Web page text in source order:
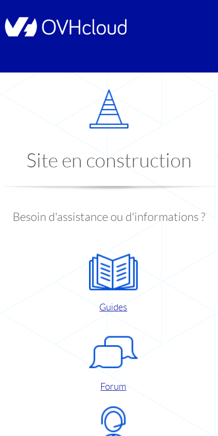
Site en construction
Besoin d'assistance ou d'informations ?
Guides
Forum